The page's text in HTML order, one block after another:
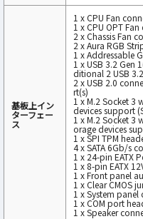
基板上イン
ターフェー
ス
1 x CPU Fan
1 x CPU OPT
2 x Chassis Fan
2 x Aura RGB
1 x Addressable
1 x USB 3.2 Gen
ditional 2 USB
2 x USB 2.0
rt(s)
1 x M.2 Socket 3
devices support
1 x M.2 Socket 3
orage devices
1 x SPI TPM
4 x SATA 6Gb/s
1 x 24-pin EATX
1 x 8-pin EATX
1 x Front panel
1 x Clear CMOS
1 x System panel
1 x COM port
1 x Speaker